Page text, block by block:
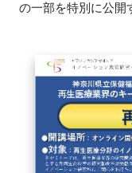
特別会員
施設・アクセス
の一部を特別に公開